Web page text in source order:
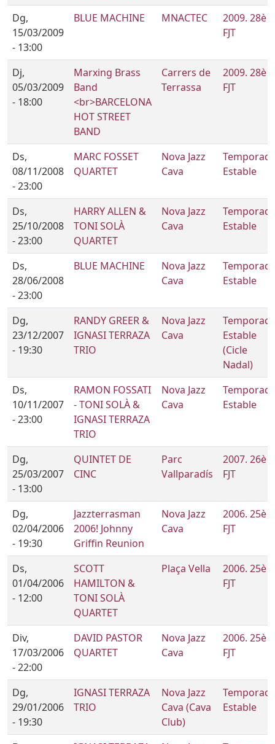
Dg,
15/03/2009
- 13:00
BLUE MACHINE MNACTEC
2009. 28è
FJT
Dj,
05/03/2009
- 18:00
Marxing Brass
Band
<br>BARCELONA
HOT STREET
BAND
Carrers de
Terrassa
2009. 28è
FJT
Ds,
08/11/2008
- 23:00
MARC FOSSET
QUARTET
Nova Jazz
Cava
Estable
Ds,
25/10/2008
- 23:00
HARRY ALLEN &
TONI SOLÀ
QUARTET
Nova Jazz
Cava
Estable
Ds,
28/06/2008
- 23:00
BLUE MACHINE
Nova Jazz
Cava
Estable
Dg,
23/12/2007
- 19:30
RANDY GREER &
IGNASI TERRAZA
TRIO
Nova Jazz
Cava
Estable
(Cicle
Nadal)
Ds,
10/11/2007
- 23:00
RAMON FOSSATI
- TONI SOLÀ &
IGNASI TERRAZA
TRIO
Nova Jazz
Cava
Estable
Dg,
25/03/2007
- 13:00
QUINTET DE
CINC
Parc
Vallparadís
2007. 26è
FJT
Dg,
02/04/2006
- 19:30
Jazzterrasman
2006! Johnny
Griffin Reunion
Nova Jazz
Cava
2006. 25è
FJT
Ds,
01/04/2006
- 12:00
SCOTT
HAMILTON &
TONI SOLÀ
QUARTET
Plaça Vella
2006. 25è
FJT
Div,
17/03/2006
- 22:00
DAVID PASTOR
QUARTET
Nova Jazz
Cava
2006. 25è
FJT
Dg,
29/01/2006
- 19:30
IGNASI TERRAZA
TRIO
Nova Jazz
Cava (Cava
Club)
Estable